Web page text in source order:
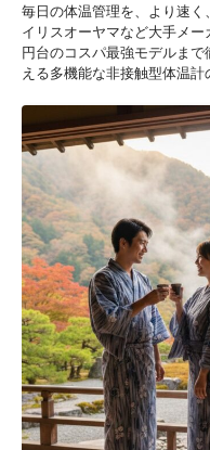
毎日の体温管理を、より速
イリスオーヤマなど大手メ
円台のコスパ最強モデルま
える多機能な非接触型体温